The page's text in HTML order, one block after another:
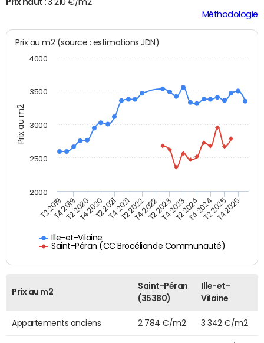
Méthodologie
Prix au m2
Prix au m2 (source : estimations JDN)
Ille-et-Vilaine
Saint-Péran (CC Brocéliande Communauté)
T2 2019T4 2019T2 2020T4 2020T2 2021T4 2021T2 2022T4 2022T2 2023T4 2023T2 2024T4 2024T2 2025T4 2025
2500
3000
3500
2000
4000
Prix au m2
Saint-Péran
(35380)
Ille-et-
Vilaine
Appartements anciens 2 784 €/m2 3 342 €/m2